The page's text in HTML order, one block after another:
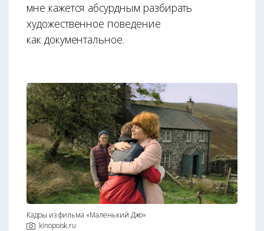
мне кажется абсурдным разбирать
художественное поведение
как документальное.
Кадры из фильма «Маленький Джо»
kinopoisk.ru